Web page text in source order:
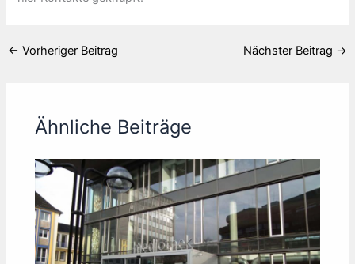
← Vorheriger Beitrag Nächster Beitrag →
Ähnliche Beiträge